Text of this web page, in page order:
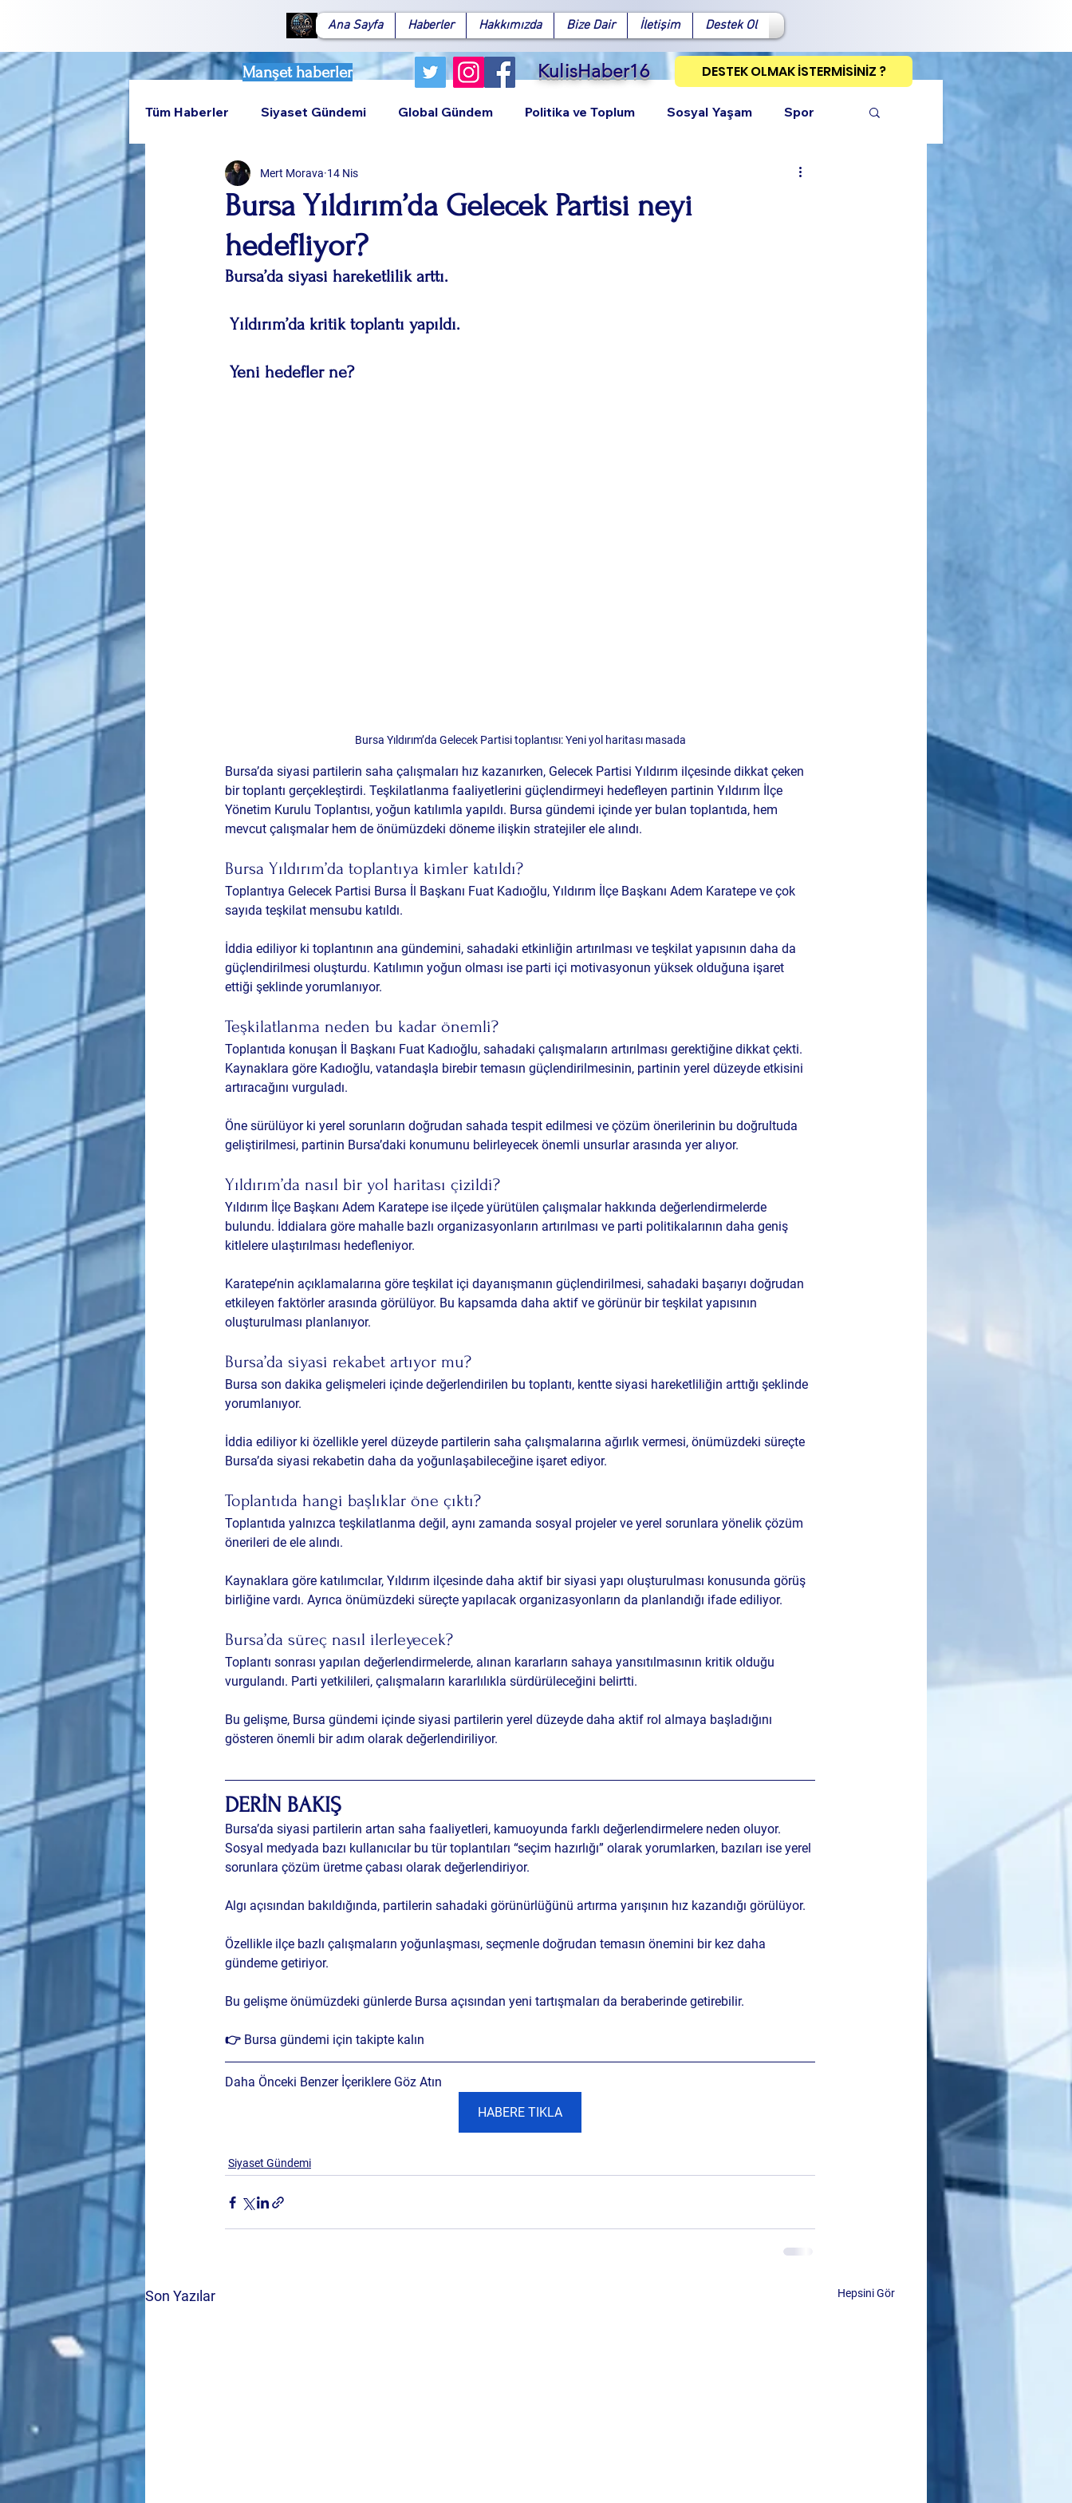
Ana Sayfa Haberler Hakkımızda Bize Dair İletişim Destek Ol
Manşet haberler KulisHaber16 DESTEK OLMAK İSTERMİSİNİZ ?
Tüm Haberler Siyaset Gündemi Global Gündem Politika ve Toplum Sosyal Yaşam Spor
Teknoloji Rumeli
Bursa Yıldırım’da Gelecek Partisi neyi
hedefliyor?
Mert Morava 14 Nis
Bursa’da siyasi hareketlilik arttı.
Yıldırım’da kritik toplantı yapıldı.
Yeni hedefler ne?
Bursa Yıldırım’da Gelecek Partisi toplantısı: Yeni yol haritası masada
Bursa’da siyasi partilerin saha çalışmaları hız kazanırken, Gelecek Partisi Yıldırım ilçesinde dikkat çeken
bir toplantı gerçekleştirdi. Teşkilatlanma faaliyetlerini güçlendirmeyi hedefleyen partinin Yıldırım İlçe
Yönetim Kurulu Toplantısı, yoğun katılımla yapıldı. Bursa gündemi içinde yer bulan toplantıda, hem
mevcut çalışmalar hem de önümüzdeki döneme ilişkin stratejiler ele alındı.
Bursa Yıldırım’da toplantıya kimler katıldı?
Toplantıya Gelecek Partisi Bursa İl Başkanı Fuat Kadıoğlu, Yıldırım İlçe Başkanı Adem Karatepe ve çok
sayıda teşkilat mensubu katıldı.
İddia ediliyor ki toplantının ana gündemini, sahadaki etkinliğin artırılması ve teşkilat yapısının daha da
güçlendirilmesi oluşturdu. Katılımın yoğun olması ise parti içi motivasyonun yüksek olduğuna işaret
ettiği şeklinde yorumlanıyor.
Teşkilatlanma neden bu kadar önemli?
Toplantıda konuşan İl Başkanı Fuat Kadıoğlu, sahadaki çalışmaların artırılması gerektiğine dikkat çekti.
Kaynaklara göre Kadıoğlu, vatandaşla birebir temasın güçlendirilmesinin, partinin yerel düzeyde etkisini
artıracağını vurguladı.
Öne sürülüyor ki yerel sorunların doğrudan sahada tespit edilmesi ve çözüm önerilerinin bu doğrultuda
geliştirilmesi, partinin Bursa’daki konumunu belirleyecek önemli unsurlar arasında yer alıyor.
Yıldırım’da nasıl bir yol haritası çizildi?
Yıldırım İlçe Başkanı Adem Karatepe ise ilçede yürütülen çalışmalar hakkında değerlendirmelerde
bulundu. İddialara göre mahalle bazlı organizasyonların artırılması ve parti politikalarının daha geniş
kitlelere ulaştırılması hedefleniyor.
Karatepe’nin açıklamalarına göre teşkilat içi dayanışmanın güçlendirilmesi, sahadaki başarıyı doğrudan
etkileyen faktörler arasında görülüyor. Bu kapsamda daha aktif ve görünür bir teşkilat yapısının
oluşturulması planlanıyor.
Bursa’da siyasi rekabet artıyor mu?
Bursa son dakika gelişmeleri içinde değerlendirilen bu toplantı, kentte siyasi hareketliliğin arttığı şeklinde
yorumlanıyor.
İddia ediliyor ki özellikle yerel düzeyde partilerin saha çalışmalarına ağırlık vermesi, önümüzdeki süreçte
Bursa’da siyasi rekabetin daha da yoğunlaşabileceğine işaret ediyor.
Toplantıda hangi başlıklar öne çıktı?
Toplantıda yalnızca teşkilatlanma değil, aynı zamanda sosyal projeler ve yerel sorunlara yönelik çözüm
önerileri de ele alındı.
Kaynaklara göre katılımcılar, Yıldırım ilçesinde daha aktif bir siyasi yapı oluşturulması konusunda görüş
birliğine vardı. Ayrıca önümüzdeki süreçte yapılacak organizasyonların da planlandığı ifade ediliyor.
Bursa’da süreç nasıl ilerleyecek?
Toplantı sonrası yapılan değerlendirmelerde, alınan kararların sahaya yansıtılmasının kritik olduğu
vurgulandı. Parti yetkilileri, çalışmaların kararlılıkla sürdürüleceğini belirtti.
Bu gelişme, Bursa gündemi içinde siyasi partilerin yerel düzeyde daha aktif rol almaya başladığını
gösteren önemli bir adım olarak değerlendiriliyor.
DERİN BAKIŞ
Bursa’da siyasi partilerin artan saha faaliyetleri, kamuoyunda farklı değerlendirmelere neden oluyor.
Sosyal medyada bazı kullanıcılar bu tür toplantıları “seçim hazırlığı” olarak yorumlarken, bazıları ise yerel
sorunlara çözüm üretme çabası olarak değerlendiriyor.
Algı açısından bakıldığında, partilerin sahadaki görünürlüğünü artırma yarışının hız kazandığı görülüyor.
Özellikle ilçe bazlı çalışmaların yoğunlaşması, seçmenle doğrudan temasın önemini bir kez daha
gündeme getiriyor.
Bu gelişme önümüzdeki günlerde Bursa açısından yeni tartışmaları da beraberinde getirebilir.
👉 Bursa gündemi için takipte kalın
Daha Önceki Benzer İçeriklere Göz Atın
HABERE TIKLA
Siyaset Gündemi
Son Yazılar Hepsini Gör